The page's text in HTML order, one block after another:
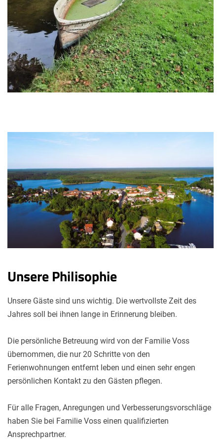
Unsere Philisophie
Unsere Gäste sind uns wichtig. Die wertvollste Zeit des
Jahres soll bei ihnen lange in Erinnerung bleiben.
Die persönliche Betreuung wird von der Familie Voss
übernommen, die nur 20 Schritte von den
Ferienwohnungen entfernt leben und einen sehr engen
persönlichen Kontakt zu den Gästen pflegen.
Für alle Fragen, Anregungen und Verbesserungsvorschläge
haben Sie bei Familie Voss einen qualifizierten
Ansprechpartner.